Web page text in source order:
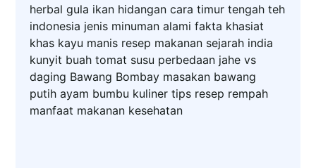
herbal gula ikan hidangan cara timur tengah teh
indonesia jenis minuman alami fakta khasiat
khas kayu manis resep makanan sejarah india
kunyit buah tomat susu perbedaan jahe vs
daging Bawang Bombay masakan bawang
putih ayam bumbu kuliner tips resep rempah
manfaat makanan kesehatan